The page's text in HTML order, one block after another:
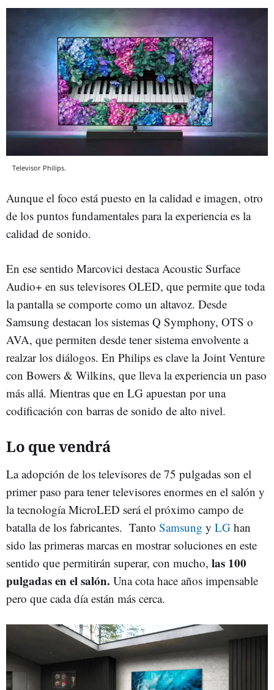
Televisor Philips.
Aunque el foco está puesto en la calidad e imagen, otro
de los puntos fundamentales para la experiencia es la
calidad de sonido.
En ese sentido Marcovici destaca Acoustic Surface
Audio+ en sus televisores OLED, que permite que toda
la pantalla se comporte como un altavoz. Desde
Samsung destacan los sistemas Q Symphony, OTS o
AVA, que permiten desde tener sistema envolvente a
realzar los diálogos. En Philips es clave la Joint Venture
con Bowers & Wilkins, que lleva la experiencia un paso
más allá. Mientras que en LG apuestan por una
codificación con barras de sonido de alto nivel.
Lo que vendrá
La adopción de los televisores de 75 pulgadas son el
primer paso para tener televisores enormes en el salón y
la tecnología MicroLED será el próximo campo de
batalla de los fabricantes. Tanto Samsung y LG han
sido las primeras marcas en mostrar soluciones en este
sentido que permitirán superar, con mucho, las 100
pulgadas en el salón. Una cota hace años impensable
pero que cada día están más cerca.